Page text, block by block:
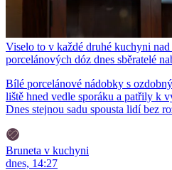
Viselo to v každé druhé kuchyni nad
porcelánových dóz dnes sběratelé
Bílé porcelánové nádobky s
liště hned vedle sporáku a patřily k
Dnes stejnou sadu spousta lidí bez
Bruneta v kuchyni
dnes, 14:27